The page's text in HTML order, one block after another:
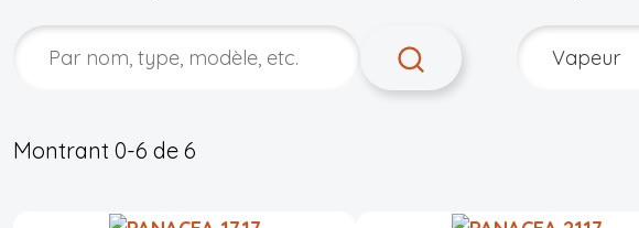
Montrant 0-6 de 6